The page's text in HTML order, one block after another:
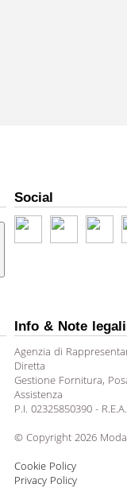
Social
Info & Note legali
Agenzia di
Diretta
Gestione Fornitura,
Assistenza
P.I. 02325850390 -
© Copyright 2026
Cookie Policy
Privacy Policy